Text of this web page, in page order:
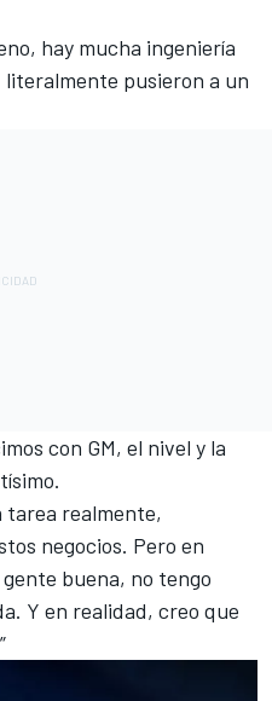
hay mucha ingeniería
pusieron a un
con GM, el nivel y la
tarea realmente,
negocios. Pero en
buena, no tengo
Y en realidad, creo que